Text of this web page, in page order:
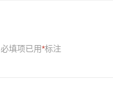
必填项已用*标注